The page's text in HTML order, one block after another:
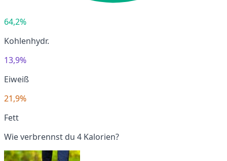
64,2%
Kohlenhydr.
13,9%
Eiweiß
21,9%
Fett
Wie verbrennst du 4 Kalorien?